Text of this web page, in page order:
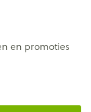
en promoties